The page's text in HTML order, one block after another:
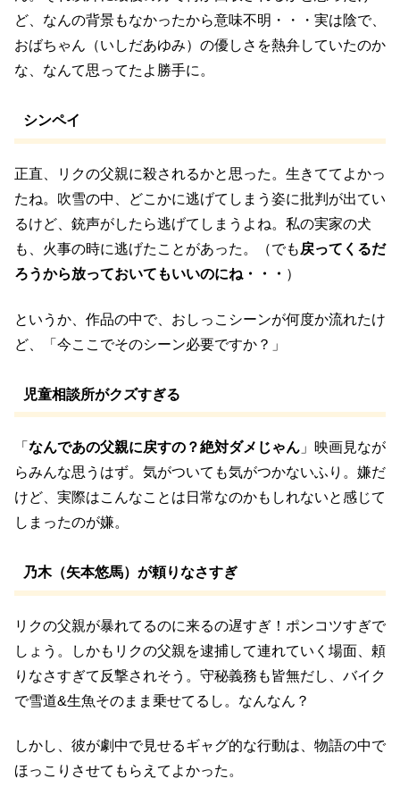
ど、なんの背景もなかったから意味不明・・・実は陰で、
おばちゃん（いしだあゆみ）の優しさを熱弁していたのか
な、なんて思ってたよ勝手に。
シンペイ
正直、リクの父親に殺されるかと思った。生きててよかっ
たね。吹雪の中、どこかに逃げてしまう姿に批判が出てい
るけど、銃声がしたら逃げてしまうよね。私の実家の犬
も、火事の時に逃げたことがあった。（でも戻ってくるだ
ろうから放っておいてもいいのにね・・・ ）
というか、作品の中で、おしっこシーンが何度か流れたけ
ど、「今ここでそのシーン必要ですか？」
児童相談所がクズすぎる
「 なんであの父親に戻すの？絶対ダメじゃん 」映画見なが
らみんな思うはず。気がついても気がつかないふり。嫌だ
けど、実際はこんなことは日常なのかもしれないと感じて
しまったのが嫌。
乃木（矢本悠馬）が頼りなさすぎ
リクの父親が暴れてるのに来るの遅すぎ！ポンコツすぎで
しょう。しかもリクの父親を逮捕して連れていく場面、頼
りなさすぎて反撃されそう。守秘義務も皆無だし、バイク
で雪道&生魚そのまま乗せてるし。なんなん？
しかし、彼が劇中で見せるギャグ的な行動は、物語の中で
ほっこりさせてもらえてよかった。